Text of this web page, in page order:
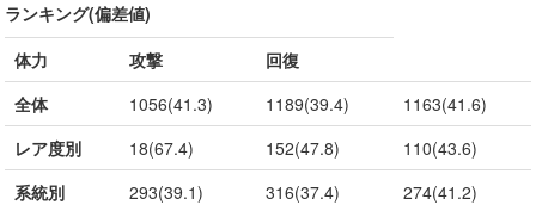
ランキング(偏差値)
体力
攻撃
回復
全体
1056(41.3) 1189(39.4)
1163(41.6)
レア度別
18(67.4) 152(47.8)
110(43.6)
系統別
293(39.1) 316(37.4) 274(41.2)